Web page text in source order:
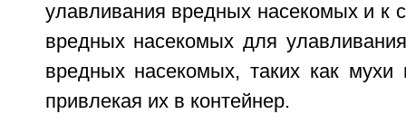
улавливания вредных насекомых и к
вредных насекомых для
вредных насекомых, таких как
привлекая их в контейнер.